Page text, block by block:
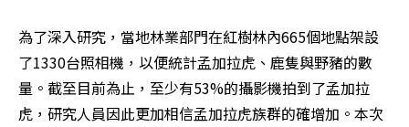
為了深入研究，當地林業部門在紅樹林內665個地點架設
了1330台照相機，以便統計孟加拉虎、鹿隻與野豬的數
量。截至目前為止，至少有53%的攝影機拍到了孟加拉
虎，研究人員因此更加相信孟加拉虎族群的確增加。本次